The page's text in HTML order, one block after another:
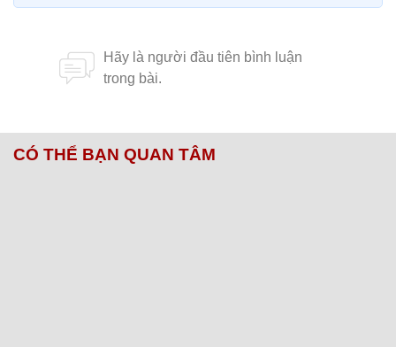
CÓ THỂ BẠN QUAN TÂM